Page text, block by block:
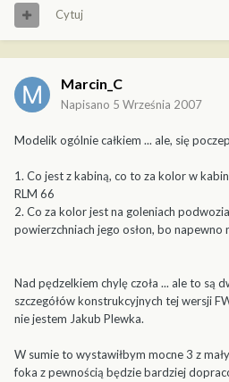
Cytuj
Marcin_C
Napisano 5 Września 2007
Modelik ogólnie całkiem ... ale, się
1. Co jest z kabiną, co to za kolor w
RLM 66
2. Co za kolor jest na goleniach
powierzchniach jego osłon, bo napewno
Nad pędzelkiem chylę czoła ... ale to są
szczegółów konstrukcyjnych tej wersji
nie jestem Jakub Plewka.
W sumie to wystawiłbym mocne 3 z
foka z pewnością będzie bardziej